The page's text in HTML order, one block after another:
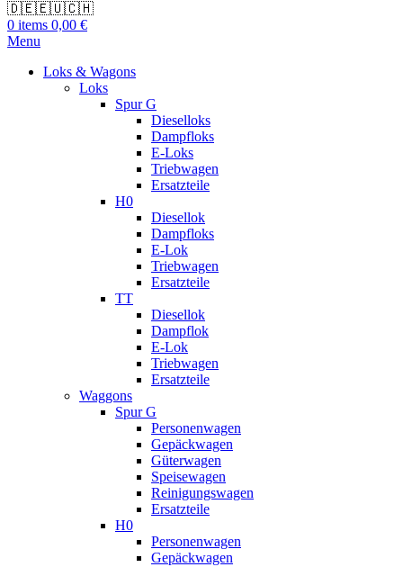
🇩🇪🇪🇺🇨🇭
0 items 0,00 €
Menu
Loks & Wagons
Loks
Spur G
Dieselloks
Dampfloks
E-Loks
Triebwagen
Ersatzteile
H0
Diesellok
Dampfloks
E-Lok
Triebwagen
Ersatzteile
TT
Diesellok
Dampflok
E-Lok
Triebwagen
Ersatzteile
Waggons
Spur G
Personenwagen
Gepäckwagen
Güterwagen
Speisewagen
Reinigungswagen
Ersatzteile
H0
Personenwagen
Gepäckwagen